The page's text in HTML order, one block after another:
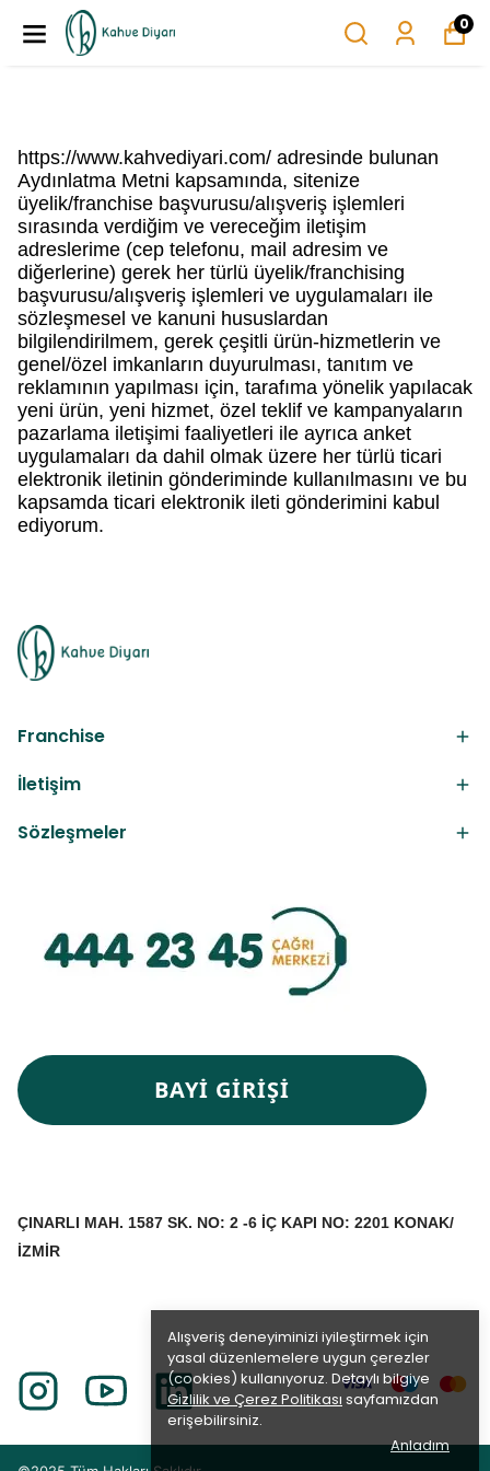
0
Alışveriş deneyiminizi iyileştirmek için
yasal düzenlemelere uygun çerezler
(cookies) kullanıyoruz. Detaylı bilgiye
Gizlilik ve Çerez Politikası sayfamızdan
erişebilirsiniz.
Anladım
https://www.kahvediyari.com/ adresinde bulunan
Aydınlatma Metni kapsamında, sitenize
üyelik/franchise başvurusu/alışveriş işlemleri
sırasında verdiğim ve vereceğim iletişim
adreslerime (cep telefonu, mail adresim ve
diğerlerine) gerek her türlü üyelik/franchising
başvurusu/alışveriş işlemleri ve uygulamaları ile
sözleşmesel ve kanuni hususlardan
bilgilendirilmem, gerek çeşitli ürün-hizmetlerin ve
genel/özel imkanların duyurulması, tanıtım ve
reklamının yapılması için, tarafıma yönelik yapılacak
yeni ürün, yeni hizmet, özel teklif ve kampanyaların
pazarlama iletişimi faaliyetleri ile ayrıca anket
uygulamaları da dahil olmak üzere her türlü ticari
elektronik iletinin gönderiminde kullanılmasını ve bu
kapsamda ticari elektronik ileti gönderimini kabul
ediyorum.
Franchise
İletişim
Sözleşmeler
BAYİ GİRİŞİ
ÇINARLI MAH. 1587 SK. NO: 2 -6 İÇ KAPI NO: 2201 KONAK/
İZMİR